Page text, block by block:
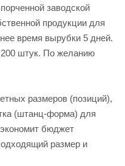
заводской
продукции для
время вырубки 5 дней.
штук. По желанию
размеров (позиций),
(штанц-форма) для
бюджет
размер и